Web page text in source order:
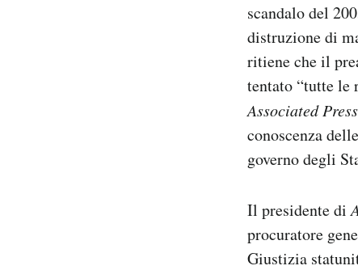
scandalo del
distruzione di
ritiene che il
tentato “tutte le
Associated Press
conoscenza
governo degli
Il presidente di
procuratore
Giustizia